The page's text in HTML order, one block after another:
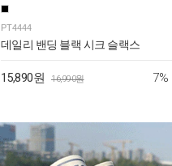
PT4444
데일리 밴딩 블랙 시크 슬랙스
15,890원 16,990원 7%